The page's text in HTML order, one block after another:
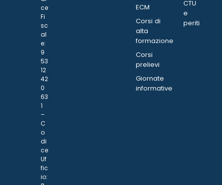
ce
Fi
sc
al
e:
9
53
12
42
0
63
1
–
C
o
di
ce
Uf
fic
io:
ECM
Corsi di
alta
formazione
Corsi
prelievi
Giornate
informative
CTU
e
periti